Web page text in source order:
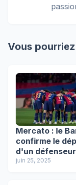
Vous
Mercato : le
confirme le
d'un
l'AC Milan
juin 25, 2025